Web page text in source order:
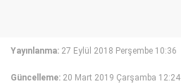
Yayınlanma: 27 Eylül 2018 Perşembe 10:36
Güncelleme: 20 Mart 2019 Çarşamba 12:24